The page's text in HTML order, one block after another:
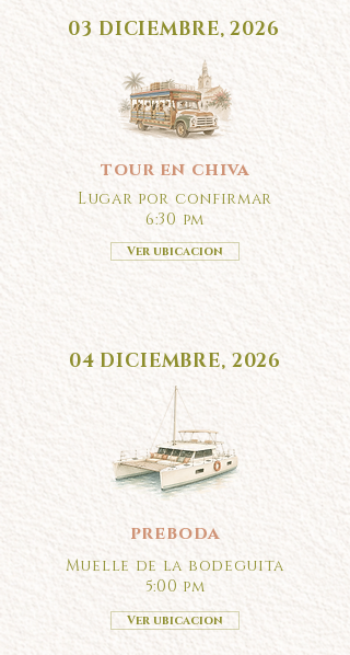
03 DICIEMBRE, 2026
tour en chiva
Lugar por confirmar
6:30 pm
Ver ubicacion
04 DICIEMBRE, 2026
preboda
Muelle de la bodeguita
5:00 pm
Ver ubicacion